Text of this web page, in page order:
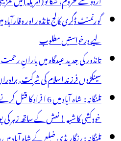
اجتماعیگورنمنٹ ڈگری کالج تانڈور اور
لیے درخواستیں مطلوب
تانڈور کی جدید عیدگاہ میں بارانِ
سینکڑوں فرزند اسلام کی شرکت,
تلنگانہ : شاہ آباد میں
خودکشی کا شبہ ! نعش کے ساتھ زہر کی
تلنگانہ : رنگاریڈی ضلع کے شاہ آباد